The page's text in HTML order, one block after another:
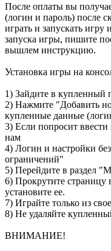
После оплаты вы
(логин и пароль) после
играть и запускать игру
запуска игры, пишите
вышлем инструкцию.
Установка игры на
1) Зайдите в
2) Нажмите "Добавить
купленные данные
3) Если попросит
нам
4) Логин и настройки
ограничений"
5) Перейдите в раздел
6) Прокрутите страницу
установите ее.
7) Играйте только из
8) Не удаляйте
ВНИМАНИЕ!